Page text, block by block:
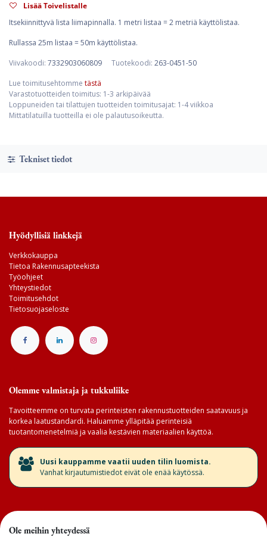
Lisää Toivelistalle
Itsekiinnittyvä lista liimapinnalla. 1 metri listaa = 2 metriä käyttölistaa.
Rullassa 25m listaa = 50m käyttölistaa.
Viivakoodi: 7332903060809 Tuotekoodi: 263-0451-50
Lue toimitusehtomme tästä
Varastotuotteiden toimitus: 1-3 arkipäivää
Loppuneiden tai tilattujen tuotteiden toimitusajat: 1-4 viikkoa
Mittatilatuilla tuotteilla ei ole palautusoikeutta.
Tekniset tiedot
Hyödyllisiä linkkejä
Verkkokauppa
Tietoa Rakennusapteekista
Työohjeet
Yhteystiedot
Toimitusehdot
Tietosuojaseloste
Olemme valmistaja ja tukkuliike
Tavoitteemme on turvata perinteisten rakennustuotteiden saatavuus ja
korkea laatustandardi. Haluamme ylläpitää perinteisiä
tuotantomenetelmiä ja vaalia kestävien materiaalien käyttöä.
​Uusi kauppamme vaatii uuden tilin luomista.
Vanhat kirjautumistiedot eivät ole enää käytössä.
Ole meihin yhteydessä